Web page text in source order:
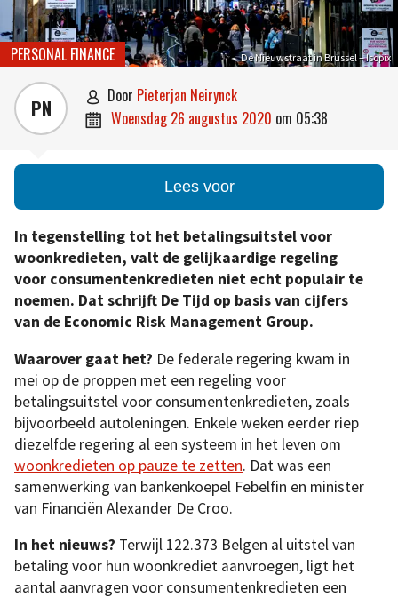
De Nieuwstraat in Brussel – Isopix
PERSONAL FINANCE
PN  door Pieterjan Neirynck
 woensdag 26 augustus 2020 om 05:38
Lees voor
In tegenstelling tot het betalingsuitstel voor
woonkredieten, valt de gelijkaardige regeling
voor consumentenkredieten niet echt populair te
noemen. Dat schrijft De Tijd op basis van cijfers
van de Economic Risk Management Group.
Waarover gaat het? De federale regering kwam in
mei op de proppen met een regeling voor
betalingsuitstel voor consumentenkredieten, zoals
bijvoorbeeld autoleningen. Enkele weken eerder riep
diezelfde regering al een systeem in het leven om
woonkredieten op pauze te zetten. Dat was een
samenwerking van bankenkoepel Febelfin en minister
van Financiën Alexander De Croo.
In het nieuws? Terwijl 122.373 Belgen al uitstel van
betaling voor hun woonkrediet aanvroegen, ligt het
aantal aanvragen voor consumentenkredieten een